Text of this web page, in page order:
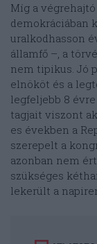
Míg a
demokráciában
uralkodhasson
államfő –, a
nem tipikus. Jó
elnököt és a
legfeljebb 8
tagjait viszont
es években a
szerepelt a
azonban nem
szükséges
lekerült a